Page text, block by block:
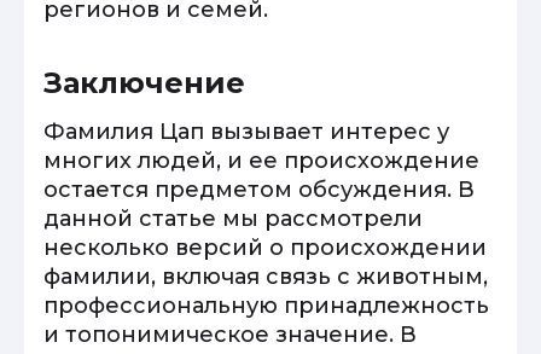
регионов и семей.
Заключение
Фамилия Цап вызывает интерес у
многих людей, и ее происхождение
остается предметом обсуждения. В
данной статье мы рассмотрели
несколько версий о происхождении
фамилии, включая связь с животным,
профессиональную принадлежность
и топонимическое значение. В